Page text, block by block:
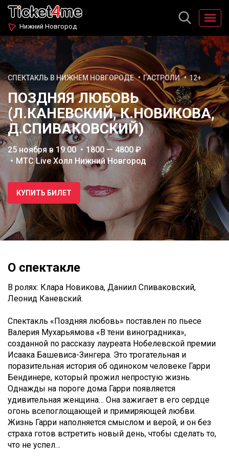
Нижний Новгород
СПЕКТАКЛЬ В НИЖНЕМ НОВГОРОДЕ ГАСТРОЛИ 12+
ПОЗДНЯЯ ЛЮБОВЬ
(Л.КАНЕВСКИЙ, К.НОВИКОВА,
Д.СПИВАКОВСКИЙ)
25 ноября в 19:00
1800 — 4800 ₽
МТС Live Холл Нижний Новгород
КУПИТЬ БИЛЕТ
О спектакле
В ролях: Клара Новикова, Даниил Спиваковский,
Леонид Каневский.
Спектакль «Поздняя любовь» поставлен по пьесе
Валерия Мухарьямова «В тени виноградника»,
созданной по рассказу лауреата Нобелевской премии
Исаака Башевиса-Зингера. Это трогательная и
поразительная история об одиноком человеке Гарри
Бендинере, который прожил непростую жизнь.
Однажды на пороге дома Гарри появляется
удивительная женщина… Она зажигает в его сердце
огонь всепоглощающей и примиряющей любви.
Жизнь Гарри наполняется смыслом и верой, и он без
страха готов встретить новый день, чтобы сделать то,
что не успел…